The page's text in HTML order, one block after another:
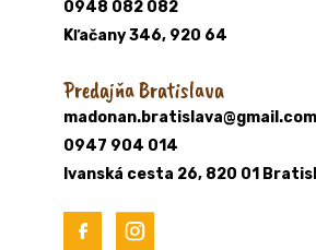
0948 082 082
Kľačany 346, 920 64
Predajňa Bratislava
madonan.bratislava@gmail.com
0947 904 014
Ivanská cesta 26, 820 01